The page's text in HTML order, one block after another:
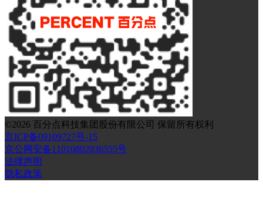
©2026 百分点科技集团股份有限公司 保留所有权利
京ICP备09109727号-15
京公网安备11010802036555号
法律声明
隐私政策